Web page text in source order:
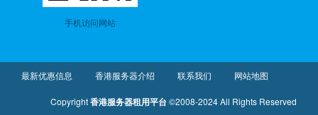
手机访问网站
最新优惠信息 香港服务器介绍 联系我们 网站地图
Copyright香港服务器租用平台©2008-2024 All Rights Reserved